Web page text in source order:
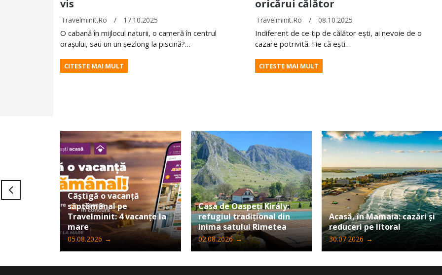
vis
Travelminit.ro / 17.10.2025
O cabană în mijlocul naturii, o cameră în centrul
orașului, sau un un șezlong la piscină?…
CITESTE MAI MULT
oricărui călător
Travelminit.ro / 08.10.2025
Indiferent de ce tip de călător ești, ai nevoie de o
cazare potrivită. Fie că ești…
CITESTE MAI MULT
Câștigă o vacanță
săptămânal pe
Travelminit: 4 vacanțe la
mare
05.08.2026 →
Casa de Oaspeți Király:
refugiul tradițional din
inima satului Rimetea
02.08.2026 →
Acasă, în Mamaia: cazări și
reduceri pe litoral
30.07.2026 →